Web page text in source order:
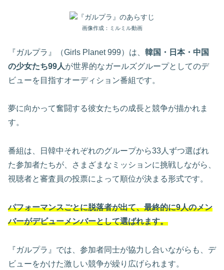
画像作成：ミルミル動画
『ガルプラ』（Girls Planet 999）は、 韓国・日本・中国
の少女たち99人が世界的なガールズグループとしてのデ
ビューを目指すオーディション番組です。
夢に向かって奮闘する彼女たちの成長と競争が描かれま
す。
番組は、日韓中それぞれのグループから33人ずつ選ばれ
た参加者たちが、さまざまなミッションに挑戦しながら、
視聴者と審査員の投票によって順位が決まる形式です。
パフォーマンスごとに脱落者が出て、最終的に9人のメン
バーがデビューメンバーとして選ばれます。
『ガルプラ』では、参加者同士が協力し合いながらも、デ
ビューをかけた激しい競争が繰り広げられます。